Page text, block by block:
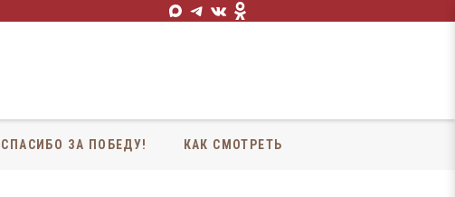
СПАСИБО ЗА ПОБЕДУ! КАК СМОТРЕТЬ